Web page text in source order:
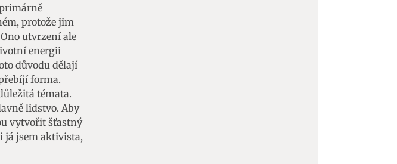
protože jim
utvrzení ale
energii
důvodu dělají
forma.
témata.
lidstvo. Aby
vytvořit šťastný
já jsem aktivista,